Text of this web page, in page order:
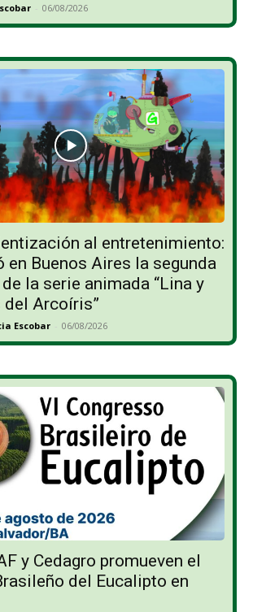
- 06/08/2026
al entretenimiento:
en Buenos Aires la segunda
la serie animada “Lina y
Arcoíris”
Escobar - 06/08/2026
y Cedagro promueven el
del Eucalipto en